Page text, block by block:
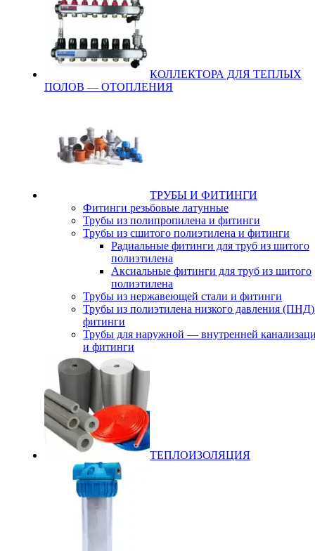
КОЛЛЕКТОРА ДЛЯ ТЕПЛЫХ
ПОЛОВ — ОТОПЛЕНИЯ
ТРУБЫ И ФИТИНГИ
Фитинги резьбовые латунные
Трубы из полипропилена и фитинги
Трубы из сшитого полиэтилена и фитинги
Радиальные фитинги для труб из шитого
полиэтилена
Аксиальные фитинги для труб из шитого
полиэтилена
Трубы из нержавеющей стали и фитинги
Трубы из полиэтилена низкого давления
фитинги
Трубы для наружной — внутренней
и фитинги
ТЕПЛОИЗОЛЯЦИЯ